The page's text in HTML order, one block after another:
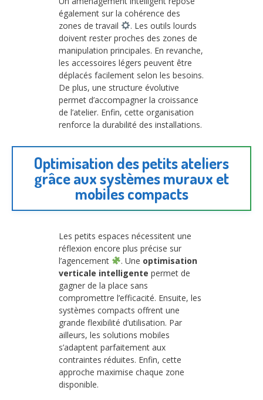
également sur la cohérence des
zones de travail
. Les outils lourds
doivent rester proches des zones de
manipulation principales. En revanche,
les accessoires légers peuvent être
déplacés facilement selon les besoins.
De plus, une structure évolutive
permet d’accompagner la croissance
de l’atelier. Enfin, cette organisation
renforce la durabilité des installations.
Optimisation des petits ateliers
grâce aux systèmes muraux et
mobiles compacts
Les petits espaces nécessitent une
réflexion encore plus précise sur
l’agencement
. Une optimisation
verticale intelligente permet de
gagner de la place sans
compromettre l’efficacité. Ensuite, les
systèmes compacts offrent une
grande flexibilité d’utilisation. Par
ailleurs, les solutions mobiles
s’adaptent parfaitement aux
contraintes réduites. Enfin, cette
approche maximise chaque zone
disponible.